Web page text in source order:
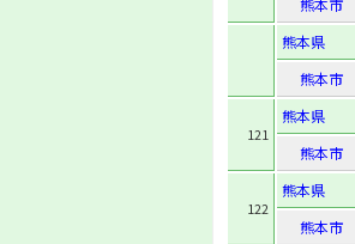
熊本市
熊本県
熊本市
121
熊本県
熊本市
122
熊本県
熊本市